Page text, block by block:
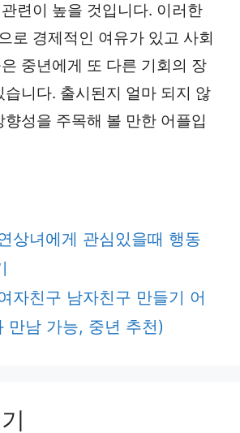
련이 높을 것입니다. 이러한
로 경제적인 여유가 있고 사회
중년에게 또 다른 기회의 장
습니다. 출시된지 얼마 되지 않
향성을 주목해 볼 만한 어플입
상녀에게 관심있을때 행동
자친구 남자친구 만들기 어
만남 가능, 중년 추천)